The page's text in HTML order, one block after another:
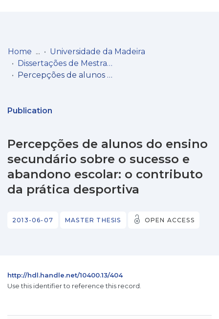
Communities
Statistics
Home
Universidade da Madeira
Dissertações de Mestrado
Percepções de alunos do ensino secundário sobre o sucesso e abandono escolar: o contributo da prática desportiva
Publication
Percepções de alunos do ensino
secundário sobre o sucesso e
abandono escolar: o contributo
da prática desportiva
2013-06-07 MASTER THESIS OPEN ACCESS
http://hdl.handle.net/10400.13/404
Use this identifier to reference this record.